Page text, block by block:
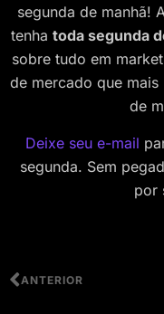
segunda de manhã!
tenha toda segunda
sobre tudo em
de mercado que
de
Deixe seu e-mail
segunda. Sem
por
ANTERIOR